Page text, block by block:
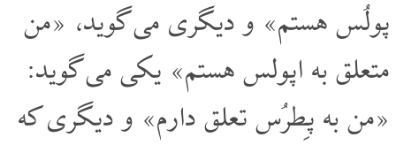
پولُس هستم» و دیگری می گوید، «من
متعلق به اپولس هستم» یکی می گوید:
«من به پِطرُس تعلق دارم» و دیگری که